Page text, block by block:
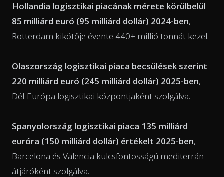
Hollandia logisztikai piacának mérete körülbelül
85 milliárd euró (95 milliárd dollár) 2024-ben,
Rotterdam kikötője évente 440+ millió tonnát kezel.
Olaszország logisztikai piaca becsülések szerint
220 milliárd euró (245 milliárd dollár) 2025-ben,
Dél-Európa logisztikai központjaként szolgálva.
Spanyolország logisztikai piaca 135 milliárd
euróra (150 milliárd dollár) értékelt 2025-ben,
Barcelona és Valencia kulcsfontosságú mediterrán
átjáróként szolgálva.